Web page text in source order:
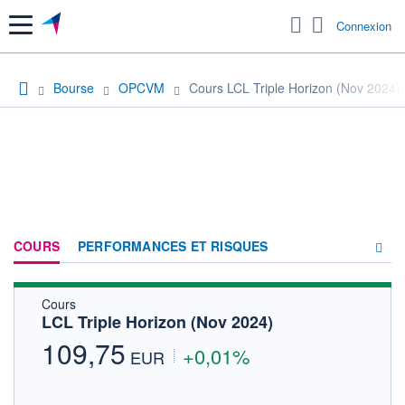
Menu Connexion
Bourse OPCVM Cours LCL Triple Horizon (Nov 2024)
COURS PERFORMANCES ET RISQUES
FORUM
Cours
LCL Triple Horizon (Nov 2024)
109,75 EUR +0,01%